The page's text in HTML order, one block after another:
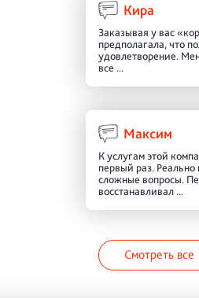
Кира
Заказывая у вас
предполагала, что
удовлетворение.
все ...
Максим
К услугам этой
первый раз.
сложные вопросы.
восстанавливал ...
Смотреть все